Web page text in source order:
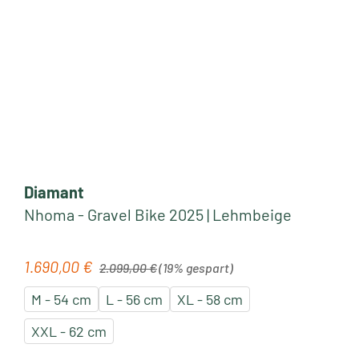
Diamant
Nhoma - Gravel Bike 2025 | Lehmbeige
Verkaufspreis:
1.690,00 € 2.099,00 €(19% gespart)
M - 54 cm L - 56 cm
XL - 58 cm
XXL - 62 cm